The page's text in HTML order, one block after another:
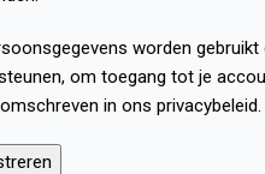
worden
om toegang tot je
in ons privacybeleid.